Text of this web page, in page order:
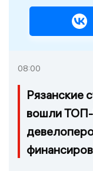
08:00
Рязанские
вошли ТОП-